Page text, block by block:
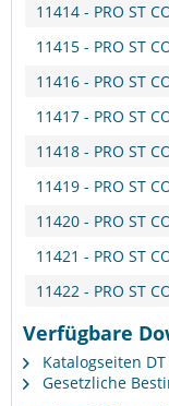
11414 - PRO ST
11415 - PRO ST
11416 - PRO ST
11417 - PRO ST
11418 - PRO ST
11419 - PRO ST
11420 - PRO ST
11421 - PRO ST
11422 - PRO ST
Verfügbare
Katalogseiten DT
Gesetzliche